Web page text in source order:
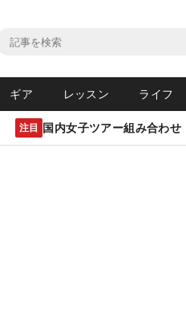
ギア レッスン ライフ
注目 国内女子ツアー組み合わせ